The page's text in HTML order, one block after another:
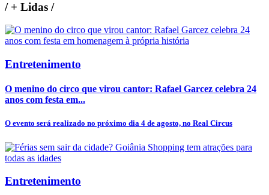
/+ Lidas /
Entretenimento
O menino do circo que virou cantor: Rafael Garcez celebra 24
anos com festa em...
O evento será realizado no próximo dia 4 de agosto, no Real Circus
Entretenimento